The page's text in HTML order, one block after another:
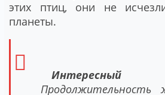
этих птиц, они не
планеты.
Продолжительность